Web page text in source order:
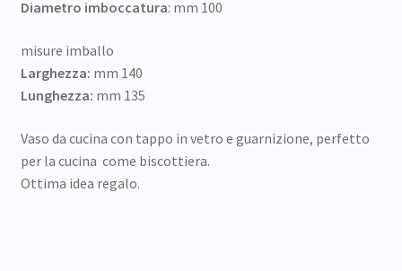
Diametro imboccatura: mm 100
misure imballo
Larghezza: mm 140
Lunghezza: mm 135
Vaso da cucina con tappo in vetro e guarnizione, perfetto
per la cucina come biscottiera.
Ottima idea regalo.